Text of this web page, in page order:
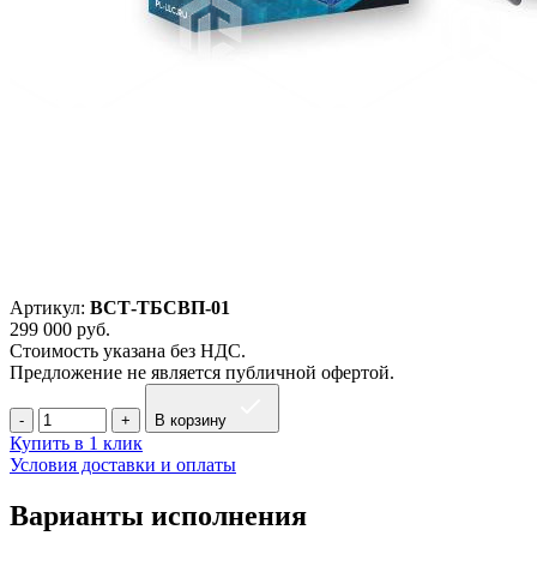
Артикул: ВСТ-ТБСВП-01
299 000 руб.
Стоимость указана без НДС.
Предложение не является публичной офертой.
В корзину
Купить в 1 клик
Условия доставки и оплаты
Варианты исполнения